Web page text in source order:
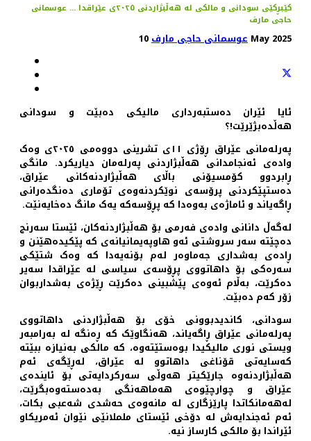
کێبڕکێی سودانی و مالکی لە هەڵبژاردنی ٢٠٢٥ی عێراقدا ... عوسمانی
حاجی مارف
عوسمانی حاجی مارف 10 May 2025
ئایا ئێران دەستبەرداری مالیکی دەبێت و سودانی
هەڵدەبژێرێت!؟
پەرلەمانی عێراق ڕۆژی ١١ی تشرینی دووەمی ٢٠٢٥ی وەک
وادەی ئەنجامدانی هەڵبژاردنی پەرلەمان دیاریکرد. مانگی
ڕابردوو کۆمسیۆنی باڵای هەڵبژاردنەکانی عێراق،
دەستپێکردنی پرۆسەی نوێکردنەوەی تۆماری دەنگدەرانی
ڕاگەیاند و ئاماژەی بەوەدا کە پڕۆسەکە یەک مانگ دەخایەنێت.
لەگەڵ دانانی وادەی فەرمی بۆ هەڵبژاردنەکان، ئێستا سەرنج
دەچێتە سەر سروشتی ئەو هاوپەیمانیانەی کە پێکیدەهێنن و
ڕادەی بەشداری جەماوەر لەم بۆنەیەدا کە وەک شتێکی
سەرەکی بۆ داهاتووی پڕۆسەی سیاسی لە عێراقدا سەیر
دەکرێت، بەڵام ئەوەی پێشبینی دەکرێت ڕێژەی بەشداربوان
زۆر کەم دەبێت.
سودانی، کاندیدبوونی خۆی بۆ هەڵبژاردنی داهاتووی
پەرلەمانی عێراق ڕاگەیاند، هەنگاوێک کە ڕەنگە لە بەرامبەر
ویستی نوری مالیکیدا بوەستێتەوە، کە مالکی بەنیازە ببێتە
کەسایەتی قۆناغی داهاتوو لە عێراق، لەڕێگەی ئەم
‌هەڵبژاردنەوە جارێکیتر هەوڵی سەرکردایەتی بۆ ئایندەی
عێراق و چوارچێوەی هەماهەنگی بەدەستەوەبگرێت،
لەهەمانکاتدا پارێزگاری لە مانەوەی حەشدی شەعبی بکات،
ئەم ئەجندایەش لە دۆخی ئێستای ململانێی نێوان ئەمریکاو
ئێراندا بۆ مالکی کارساز نیە.